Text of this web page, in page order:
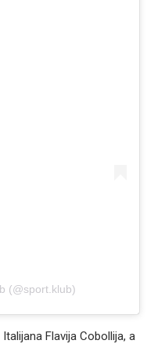
(@sport.klub)
Flavija Cobollija, a